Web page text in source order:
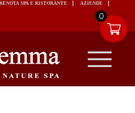
0
PRENOTA SPA E RISTORANTE